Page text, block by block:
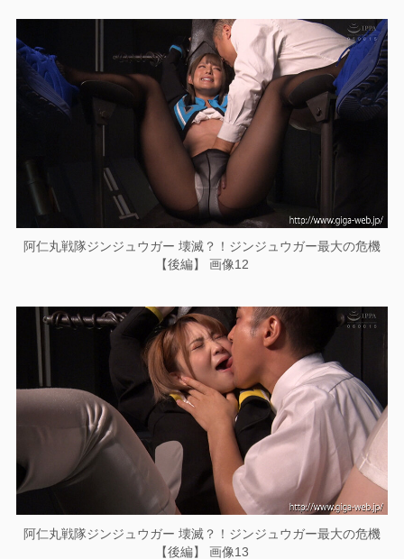
阿仁丸戦隊ジンジュウガー 壊滅？！ジンジュウガー最大の危機
【後編】 画像12
阿仁丸戦隊ジンジュウガー 壊滅？！ジンジュウガー最大の危機
【後編】 画像13